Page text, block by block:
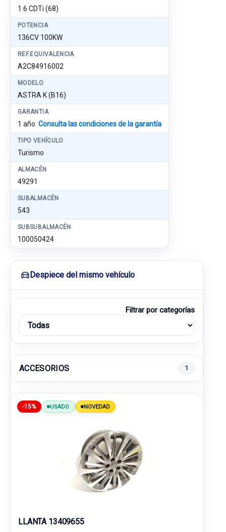
1.6 CDTi (68)
POTENCIA
136CV 100KW
REF.EQUIVALENCIA
A2C84916002
MODELO
ASTRA K (B16)
GARANTIA
1 año Consulta las condiciones de la garantía
TIPO VEHÍCULO
Turismo
ALMACÉN
49291
SUBALMACÉN
543
SUBSUBALMACÉN
100050424
Despiece del mismo vehículo
Filtrar por categorías
ACCESORIOS 1
-15% USADO NOVEDAD
LLANTA 13409655